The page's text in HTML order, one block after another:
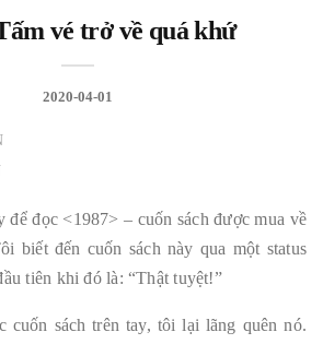
vé trở về quá khứ
2020-04-01
để đọc <1987> – cuốn sách được mua về
biết đến cuốn sách này qua một status
tiên khi đó là: “Thật tuyệt!”
cuốn sách trên tay, tôi lại lãng quên nó.